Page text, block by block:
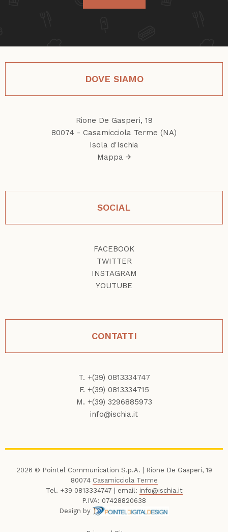
DOVE SIAMO
Rione De Gasperi, 19
80074 - Casamicciola Terme (NA)
Isola d'Ischia
Mappa
SOCIAL
FACEBOOK
TWITTER
INSTAGRAM
YOUTUBE
CONTATTI
T. +(39) 0813334747
F. +(39) 0813334715
M. +(39) 3296885973
info@ischia.it
2026 © Pointel Communication S.p.A. | Rione De Gasperi, 19
80074 Casamicciola Terme
Tel. +39 0813334747 | email: info@ischia.it
P.IVA: 07428820638
Design by